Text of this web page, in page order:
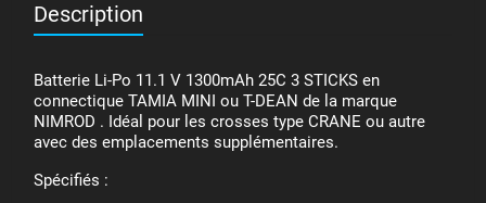
Description
Batterie Li-Po 11.1 V 1300mAh 25C 3 STICKS en
connectique TAMIA MINI ou T-DEAN de la marque
NIMROD . Idéal pour les crosses type CRANE ou autre
avec des emplacements supplémentaires.
Spécifiés :